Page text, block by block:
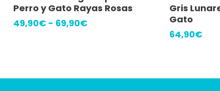
producto
tiene
opciones
Perro y Gato Rayas Rosas
49,90€ - 69,90€Rango
hasta
Gris
Gato
64,90€